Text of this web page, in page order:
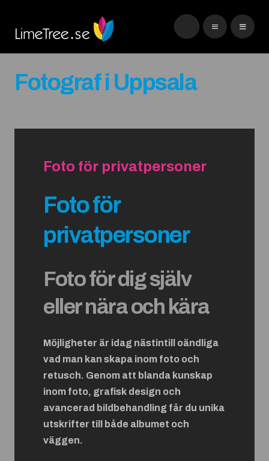
Fotograf i Uppsala
Foto för privatpersoner
Foto för
privatpersoner
Foto för dig själv
eller nära och kära
Möjligheter är idag nästintill oändliga
vad man kan skapa inom foto och
retusch. Genom att blanda kunskap
inom foto, grafisk design och
avancerad bildbehandling får du unika
utskrifter till både albumet och
väggen.